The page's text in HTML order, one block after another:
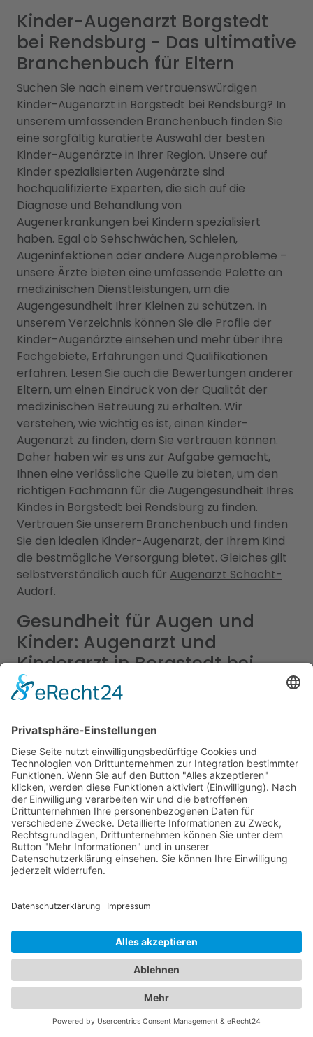
Kinder-Augenarzt Borgstedt
bei Rendsburg - Das ultimative
Branchenbuch für Eltern
Suchen Sie nach einem vertrauenswürdigen
Kinder-Augenarzt in Borgstedt bei Rendsburg? In
unserem umfassenden Branchenbuch finden Sie
eine sorgfältig kuratierte Auswahl der besten
Kinder-Augenärzte in Ihrer Region. Unsere auf
Kinder spezialisierten Augenärzte sind
hochqualifizierte Experten, die sich auf die
Diagnose und Behandlung von
Augenerkrankungen bei Kindern spezialisiert
haben. Egal ob Sehschwächen, Schielen,
Augeninfektionen oder andere Augenprobleme –
unsere Ärzte bieten eine umfassende Palette an
medizinischen Dienstleistungen, um die
Augengesundheit Ihrer Kleinen zu schützen. In
unserem Verzeichnis können Sie die Profile der
Kinder-Augenärzte einsehen und mehr über ihre
Fachgebiete, Erfahrungen und Qualifikationen
erfahren. Lesen Sie auch die Bewertungen anderer
Eltern, um einen Eindruck von der Qualität der
medizinischen Betreuung zu erhalten. Wir
verstehen, wie wichtig es ist, einen Kinder-
Augenarzt zu finden, dem Sie vertrauen können.
Daher haben wir es uns zur Aufgabe gemacht,
Ihnen eine verlässliche Quelle zu bieten, um den
richtigen Fachmann für die Augengesundheit Ihres
Kindes in Borgstedt bei Rendsburg zu finden.
Vertrauen Sie unserem Branchenbuch und finden
Sie den idealen Kinder-Augenarzt, der Ihrem Kind
die bestmögliche Versorgung bietet. Gleiches gilt
selbstverständlich auch für Augenarzt Schacht-
Audorf.
Gesundheit für Augen und
Kinder: Augenarzt und
Kinderarzt in Borgstedt bei
Rendsburg stehen Ihnen zur
Seite
Bei uns finden Sie eine breite Auswahl an
hochqualifizierten Augenärzten und Kinderärzten
in Borgstedt bei Rendsburg, die Ihnen die
bestmögliche medizinische Versorgung bieten.
Unsere Augenärzte sind Experten auf ihrem Gebiet
und verfügen über langjährige Erfahrung in der
Diagnose, Behandlung und Pflege von
Augenerkrankungen. Sie verwenden modernste
Technologien und bieten eine Vielzahl von
Kontaktlinsenanpassungen sowie die Behandlung
von Augenerkrankungen bei Erwachsenen. Für
unsere jüngsten Patienten bieten wir eine
sorgfältig ausgewählte Liste von Kinderärzten, die
sich auf die einzigartigen Bedürfnisse von Kindern
spezialisiert haben. Diese Ärzte bieten
Vorsorgeuntersuchungen, Impfungen,